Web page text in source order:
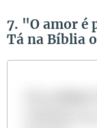
7. "O amor é
Tá na Bíblia
Coríntios